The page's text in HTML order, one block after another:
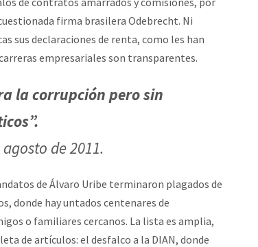
firma brasilera Odebrecht. Ni
sus declaraciones de renta, como les han
empresariales son transparentes.
la corrupción pero sin
de 2011.
de Álvaro Uribe terminaron plagados de
donde hay untados centenares de
o familiares cercanos. La lista es amplia,
de artículos: el desfalco a la DIAN, donde